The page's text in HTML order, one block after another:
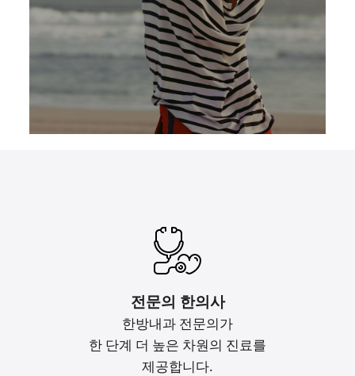
전문의 한의사
한방내과 전문의가
한 단계 더 높은 차원의 진료를
제공합니다.